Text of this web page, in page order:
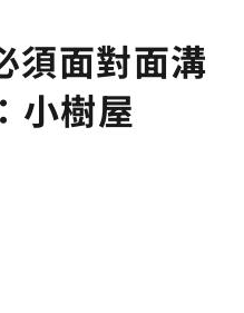
須面對面溝
小樹屋